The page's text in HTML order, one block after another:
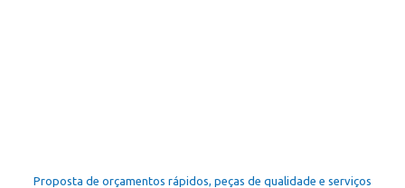
Proposta de orçamentos rápidos, peças de qualidade e serviços